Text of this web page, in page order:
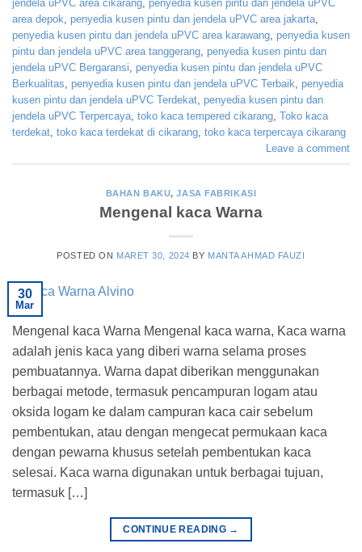
jendela uPVC area cikarang, penyedia kusen pintu dan jendela uPVC
area depok, penyedia kusen pintu dan jendela uPVC area jakarta,
penyedia kusen pintu dan jendela uPVC area karawang, penyedia kusen
pintu dan jendela uPVC area tanggerang, penyedia kusen pintu dan
jendela uPVC Bergaransi, penyedia kusen pintu dan jendela uPVC
Berkualitas, penyedia kusen pintu dan jendela uPVC Terbaik, penyedia
kusen pintu dan jendela uPVC Terdekat, penyedia kusen pintu dan
jendela uPVC Terpercaya, toko kaca tempered cikarang, Toko kaca
terdekat, toko kaca terdekat di cikarang, toko kaca terpercaya cikarang
Leave a comment
BAHAN BAKU,JASA FABRIKASI
Mengenal kaca Warna
POSTED ON MARET 30, 2024 BY MANTA AHMAD FAUZI
30
Mar
Mengenal kaca Warna Mengenal kaca warna, Kaca warna
adalah jenis kaca yang diberi warna selama proses
pembuatannya. Warna dapat diberikan menggunakan
berbagai metode, termasuk pencampuran logam atau
oksida logam ke dalam campuran kaca cair sebelum
pembentukan, atau dengan mengecat permukaan kaca
dengan pewarna khusus setelah pembentukan kaca
selesai. Kaca warna digunakan untuk berbagai tujuan,
termasuk […]
CONTINUE READING →